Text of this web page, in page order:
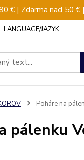
€ | Zdarma nad 50
LANGUAGE/JAZYK
Poháre na
pálenku